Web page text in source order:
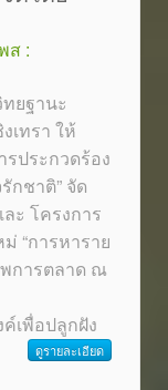
ส :
ยฐานะ
เทรา ให้
รประกวดร้อง
กชาติ” จัด
ะ โครงการ
“การหาราย
พการตลาด ณ
เพื่อปลูกฝัง
ดูรายละเอียด